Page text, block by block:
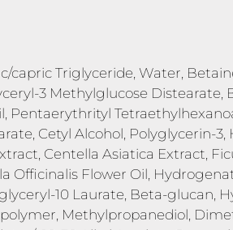
capric Triglyceride, Water,
3 Methylglucose Distearate,
Pentaerythrityl
Cetyl Alcohol, Polyglycerin-
Centella Asiatica Extract,
Officinalis Flower Oil,
10 Laurate, Beta-glucan,
Methylpropanediol,